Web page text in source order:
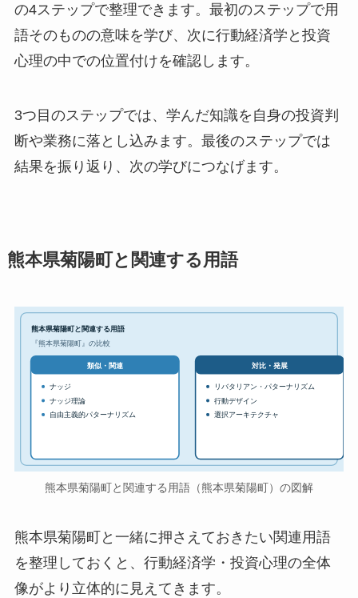
の4ステップで整理できます。最初のステップで用
語そのものの意味を学び、次に行動経済学と投資
心理の中での位置付けを確認します。
3つ目のステップでは、学んだ知識を自身の投資判
断や業務に落とし込みます。最後のステップでは
結果を振り返り、次の学びにつなげます。
熊本県菊陽町と関連する用語
熊本県菊陽町と関連する用語
『熊本県菊陽町』の比較
類似・関連
ナッジ
ナッジ理論
自由主義的パターナリズム
対比・発展
リバタリアン・パターナリズム
行動デザイン
選択アーキテクチャ
熊本県菊陽町と関連する用語（熊本県菊陽町）の図解
熊本県菊陽町と一緒に押さえておきたい関連用語
を整理しておくと、行動経済学・投資心理の全体
像がより立体的に見えてきます。